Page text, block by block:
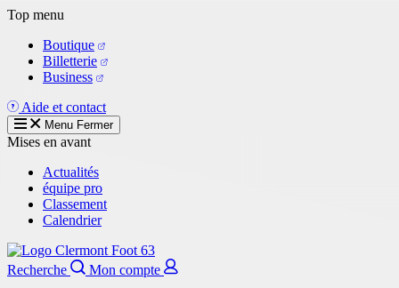
Aller
contenu
principal
Top menu
Boutique
Billetterie
Business
Aide et contact
Menu Fermer
Mises en avant
Actualités
équipe pro
Classement
Calendrier
Recherche
Mon compte